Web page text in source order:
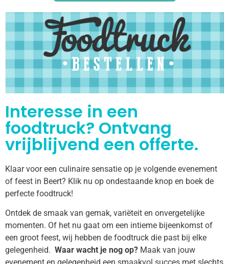
Interesse in een
foodtruck? Ontvang
vrijblijvend een offerte.
Klaar voor een culinaire sensatie op je volgende evenement
of feest in Beert? Klik nu op ondestaande knop en boek de
perfecte foodtruck!
Ontdek de smaak van gemak, variëteit en onvergetelijke
momenten. Of het nu gaat om een intieme bijeenkomst of
een groot feest, wij hebben de foodtruck die past bij elke
gelegenheid. Waar wacht je nog op? Maak van jouw